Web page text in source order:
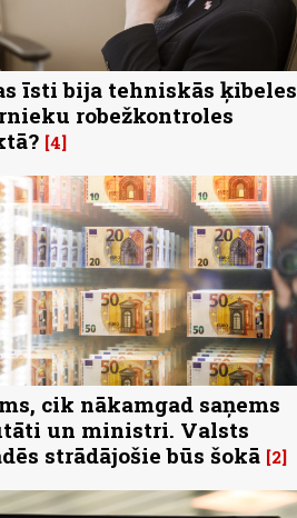
īsti bija tehniskās ķibeles
robežkontroles
4
cik nākamgad saņems
un ministri. Valsts
strādājošie būs šokā 2